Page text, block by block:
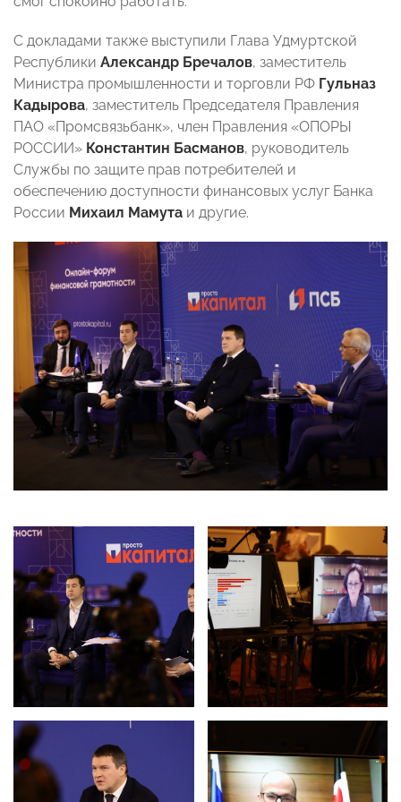
С докладами также выступили Глава Удмуртской
Республики Александр Бречалов, заместитель
Министра промышленности и торговли РФ Гульназ
Кадырова, заместитель Председателя Правления
ПАО «Промсвязьбанк», член Правления «ОПОРЫ
РОССИИ» Константин Басманов, руководитель
Службы по защите прав потребителей и
обеспечению доступности финансовых услуг Банка
России Михаил Мамута и другие.